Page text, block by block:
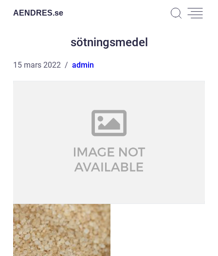
AENDRES.se
sötningsmedel
15 mars 2022 admin